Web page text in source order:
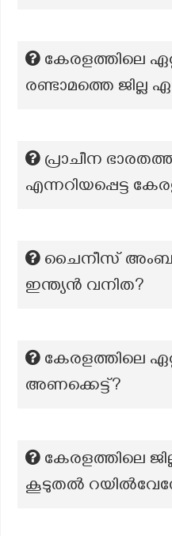
കേരളത്തിലെ
രണ്ടാമത്തെ ജില്ല
പ്രാചീന
എന്നറിയപ്പെട്ട
ചൈനീസ്
ഇന്ത്യൻ വനിത?
കേരളത്തിലെ
അണക്കെട്ട്?
കേരളത്തിലെ
കൂടുതല്‍